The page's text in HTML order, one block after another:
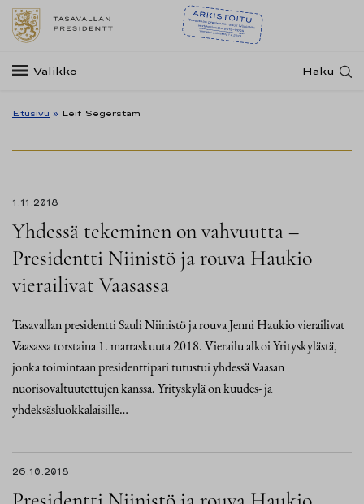
Valikko Haku
Etusivu » Leif Segerstam
1.11.2018
Yhdessä tekeminen on vahvuutta –
Presidentti Niinistö ja rouva Haukio
vierailivat Vaasassa
Tasavallan presidentti Sauli Niinistö ja rouva Jenni Haukio vierailivat
Vaasassa torstaina 1. marraskuuta 2018. Vierailu alkoi Yrityskylästä,
jonka toimintaan presidenttipari tutustui yhdessä Vaasan
nuorisovaltuutettujen kanssa. Yrityskylä on kuudes- ja
yhdeksäsluokkalaisille…
26.10.2018